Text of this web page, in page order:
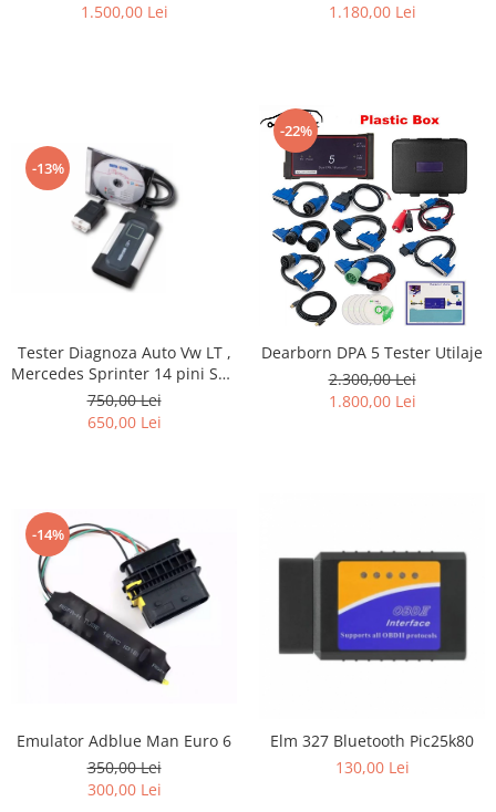
1.500,00 Lei
1.180,00 Lei
-13%
Tester Diagnoza Auto Vw LT ,
Mercedes Sprinter 14 pini Sau
Iveco Daily 38 pini
750,00 Lei
650,00 Lei
-22%
Dearborn DPA 5 Tester Utilaje
2.300,00 Lei
1.800,00 Lei
-14%
Emulator Adblue Man Euro 6
350,00 Lei
300,00 Lei
Elm 327 Bluetooth Pic25k80
130,00 Lei